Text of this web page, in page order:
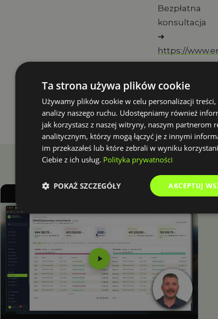
Bezpłatna
konsultacja
➜
https://
#Teams
NASTĘPNE ODCINKI
Posłuchaj jeszcze
Ta strona używa plików cookie
Używamy plików cookie w celu personalizacji
analizy naszego ruchu. Udostępniamy również
jak korzystasz z naszej witryny, naszym partnerom
analitycznym, którzy mogą łączyć je z innymi
im przekazałeś lub które zebrali w wyniku
Ciebie z ich usług. Polityka prywatności
AKCEPTUJ
POKAŻ SZCZEGÓŁY